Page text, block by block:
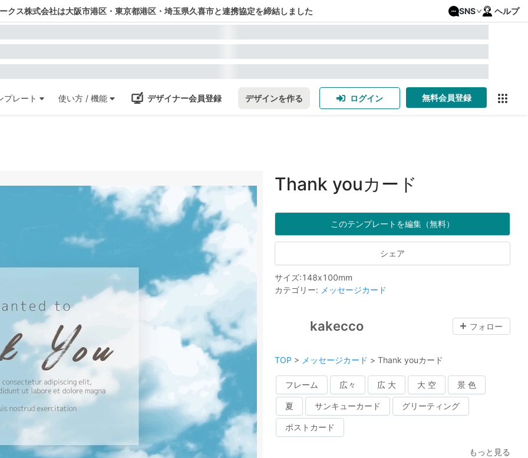
クス株式会社は大阪市港区・東京都港区・埼玉県久喜市と連携協定を締結しました SNS ヘルプ
プレート 使い方 / 機能 デザイナー会員登録 デザインを作る ログイン 無料会員登録
Thank youカード
このテンプレートを編集（無料）
シェア
サイズ:148x100mm
カテゴリー: メッセージカード
kakecco フォロー
TOP > メッセージカード > Thank youカード
フレーム 広々 広 大 大 空 景 色
夏 サンキューカード グリーティング
ポストカード
もっと見る